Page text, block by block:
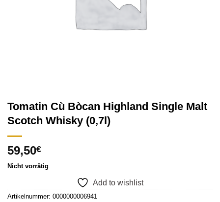
Tomatin Cù Bòcan Highland Single Malt
Scotch Whisky (0,7l)
59,50€
Nicht vorrätig
Add to wishlist
Artikelnummer: 0000000006941